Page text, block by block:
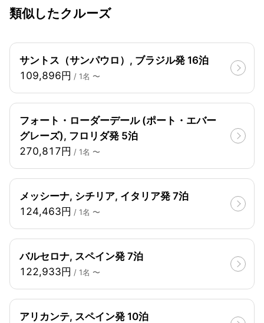
類似したクルーズ
サントス（サンパウロ）, ブラジル発 16泊
109,896円 / 1名 〜
フォート・ローダーデール (ポート・エバー
グレーズ), フロリダ発 5泊
270,817円 / 1名 〜
メッシーナ, シチリア, イタリア発 7泊
124,463円 / 1名 〜
バルセロナ, スペイン発 7泊
122,933円 / 1名 〜
アリカンテ, スペイン発 10泊